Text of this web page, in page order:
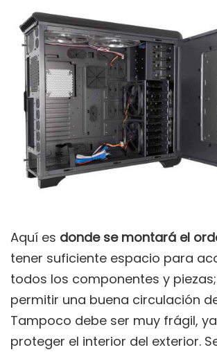
Aquí es donde se montará el
tener suficiente espacio para
todos los componentes y
permitir una buena circulación
Tampoco debe ser muy frágil,
proteger el interior del exterior.